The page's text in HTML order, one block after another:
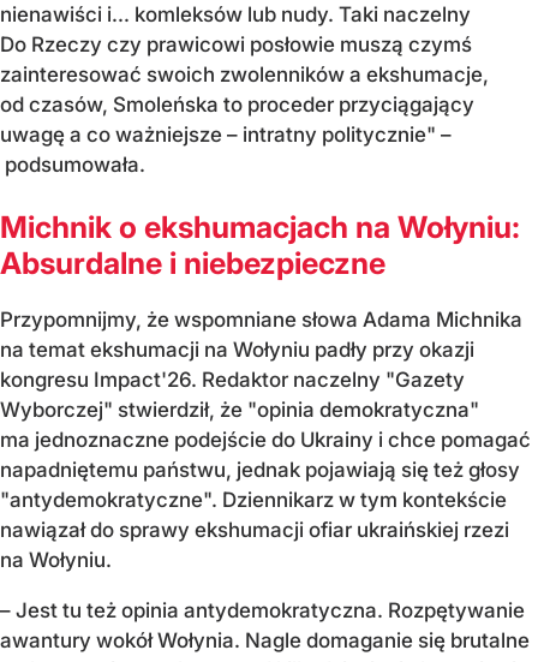
nienawiści i... komleksów lub nudy. Taki naczelny
Do Rzeczy czy prawicowi posłowie muszą czymś
zainteresować swoich zwolenników a ekshumacje,
od czasów, Smoleńska to proceder przyciągający
uwagę a co ważniejsze – intratny politycznie" –
podsumowała.
Michnik o ekshumacjach na Wołyniu:
Absurdalne i niebezpieczne
Przypomnijmy, że wspomniane słowa Adama Michnika
na temat ekshumacji na Wołyniu padły przy okazji
kongresu Impact'26. Redaktor naczelny "Gazety
Wyborczej" stwierdził, że "opinia demokratyczna"
ma jednoznaczne podejście do Ukrainy i chce pomagać
napadniętemu państwu, jednak pojawiają się też głosy
"antydemokratyczne". Dziennikarz w tym kontekście
nawiązał do sprawy ekshumacji ofiar ukraińskiej rzezi
na Wołyniu.
– Jest tu też opinia antydemokratyczna. Rozpętywanie
awantury wokół Wołynia. Nagle domaganie się brutalne